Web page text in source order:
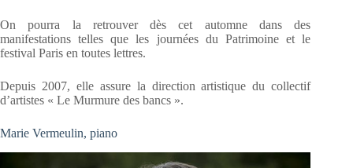
On pourra la retrouver dès cet automne dans des
manifestations telles que les journées du Patrimoine et le
festival Paris en toutes lettres.
Depuis 2007, elle assure la direction artistique du collectif
d’artistes « Le Murmure des bancs ».
Marie Vermeulin, piano